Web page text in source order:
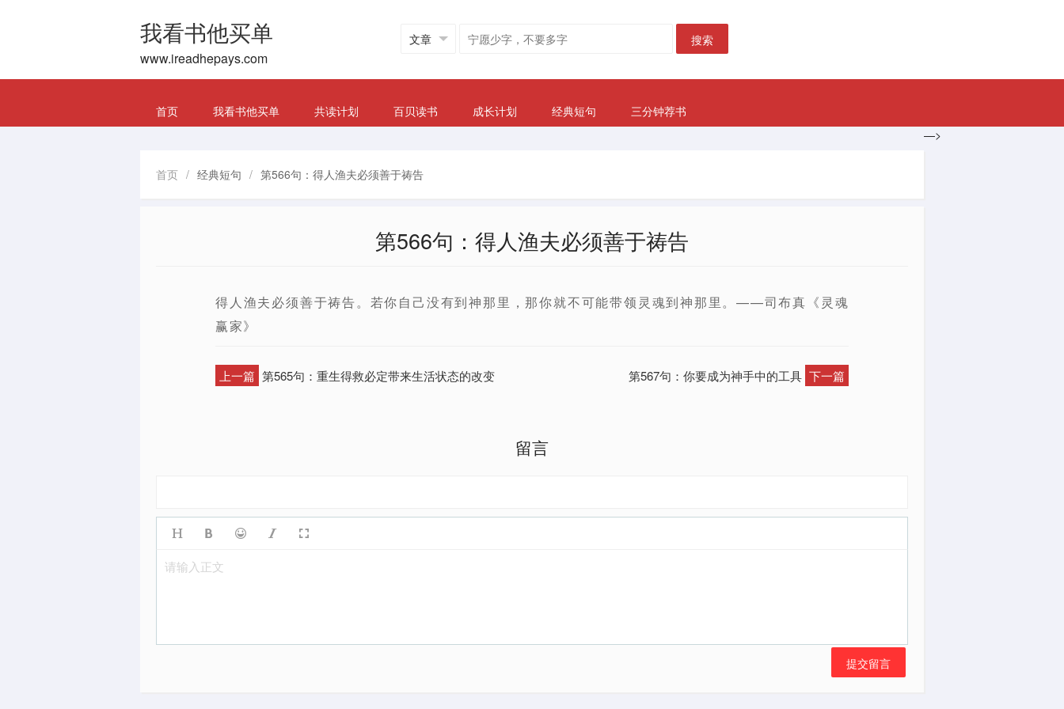
我看书他买单
www.ireadhepays.com
搜索
首页 我看书他买单 共读计划 百贝读书 成长计划 经典短句
三分钟荐书
—>
首页 / 经典短句 / 第566句：得人渔夫必须善于祷告
第566句：得人渔夫必须善于祷告
得人渔夫必须善于祷告。若你自己没有到神那里，那你就不可能带领灵魂到神那里。——司布真《灵魂
赢家》
上一篇 第565句：重生得救必定带来生活状态的改变 第567句：你要成为神手中的工具 下一篇
留言
请输入正文
提交留言